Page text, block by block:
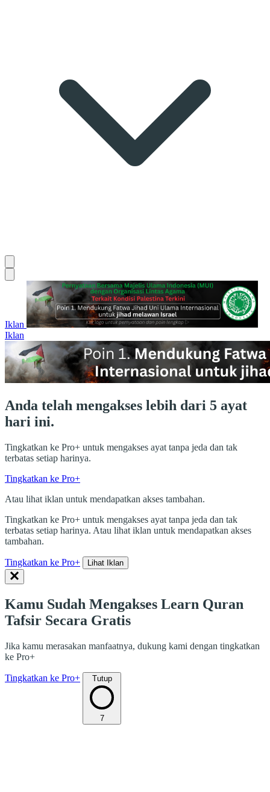
Iklan
Iklan
Anda telah mengakses lebih dari 5 ayat
hari ini.
Tingkatkan ke Pro+ untuk mengakses ayat tanpa jeda dan tak
terbatas setiap harinya.
Tingkatkan ke Pro+
Atau lihat iklan untuk mendapatkan akses tambahan.
Tingkatkan ke Pro+ untuk mengakses ayat tanpa jeda dan tak
terbatas setiap harinya. Atau lihat iklan untuk mendapatkan akses
tambahan.
Tingkatkan ke Pro+ Lihat Iklan
Kamu Sudah Mengakses Learn Quran
Tafsir Secara Gratis
Jika kamu merasakan manfaatnya, dukung kami dengan tingkatkan
ke Pro+
Tingkatkan ke Pro+ Tutup
7